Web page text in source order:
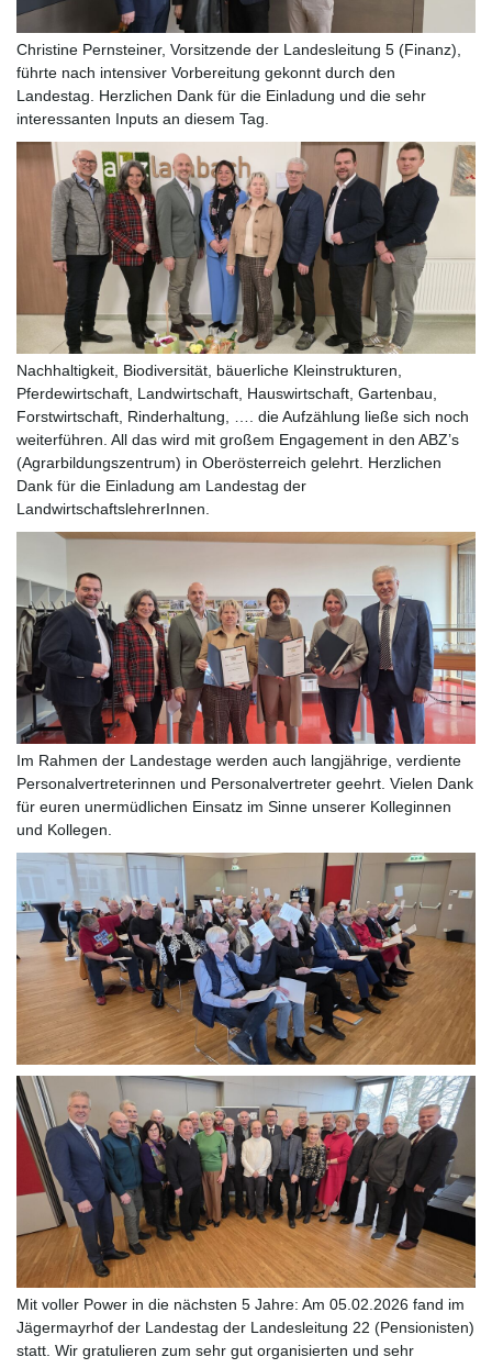
Christine Pernsteiner, Vorsitzende der Landesleitung 5 (Finanz),
führte nach intensiver Vorbereitung gekonnt durch den
Landestag. Herzlichen Dank für die Einladung und die sehr
interessanten Inputs an diesem Tag.
Nachhaltigkeit, Biodiversität, bäuerliche Kleinstrukturen,
Pferdewirtschaft, Landwirtschaft, Hauswirtschaft, Gartenbau,
Forstwirtschaft, Rinderhaltung, …. die Aufzählung ließe sich noch
weiterführen. All das wird mit großem Engagement in den ABZ’s
(Agrarbildungszentrum) in Oberösterreich gelehrt. Herzlichen
Dank für die Einladung am Landestag der
LandwirtschaftslehrerInnen.
Im Rahmen der Landestage werden auch langjährige, verdiente
Personalvertreterinnen und Personalvertreter geehrt. Vielen Dank
für euren unermüdlichen Einsatz im Sinne unserer Kolleginnen
und Kollegen.
Mit voller Power in die nächsten 5 Jahre: Am 05.02.2026 fand im
Jägermayrhof der Landestag der Landesleitung 22 (Pensionisten)
statt. Wir gratulieren zum sehr gut organisierten und sehr